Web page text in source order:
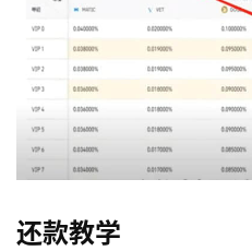
还款教学